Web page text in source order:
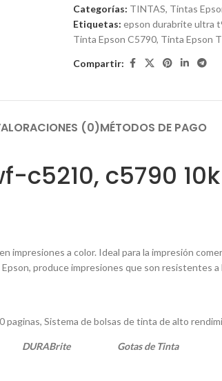
Categorías: TINTAS, Tintas
Etiquetas: epson durabrite ultra
Tinta Epson C5790, Tinta Epson
Compartir:
(0)MÉTODOS DE PAGO
c5210, c5790 10k
impresiones a color. Ideal para la impresión
produce impresiones que son resistentes a
paginas, Sistema de bolsas de tinta de alto
DURABrite Gotas de Tinta